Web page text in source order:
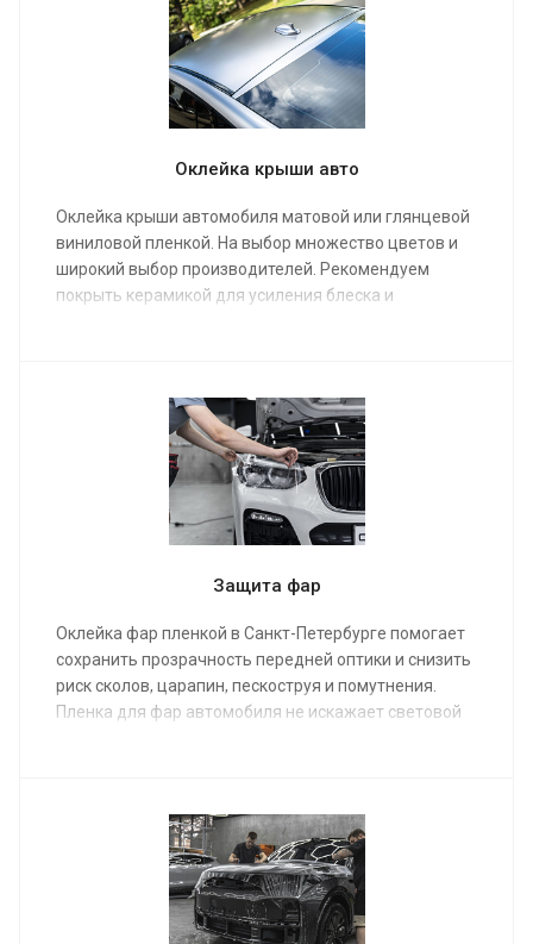
Оклейка крыши авто
Оклейка крыши автомобиля матовой или глянцевой
виниловой пленкой. На выбор множество цветов и
широкий выбор производителей. Рекомендуем
покрыть керамикой для усиления блеска и
Защита фар
Оклейка фар пленкой в Санкт-Петербурге помогает
сохранить прозрачность передней оптики и снизить
риск сколов, царапин, пескоструя и помутнения.
Пленка для фар автомобиля не искажает световой